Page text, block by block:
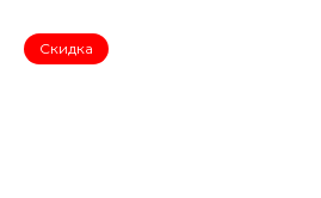
Скидка